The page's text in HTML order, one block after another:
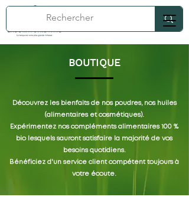
BOUTIQUE
Découvrez les bienfaits de nos poudres, nos huiles
(alimentaires et cosmétiques).
Expérimentez nos compléments alimentaires 100 %
bio lesquels sauront satisfaire la majorité de vos
besoins quotidiens.
Bénéficiez d'un service client compétent toujours à
votre écoute.